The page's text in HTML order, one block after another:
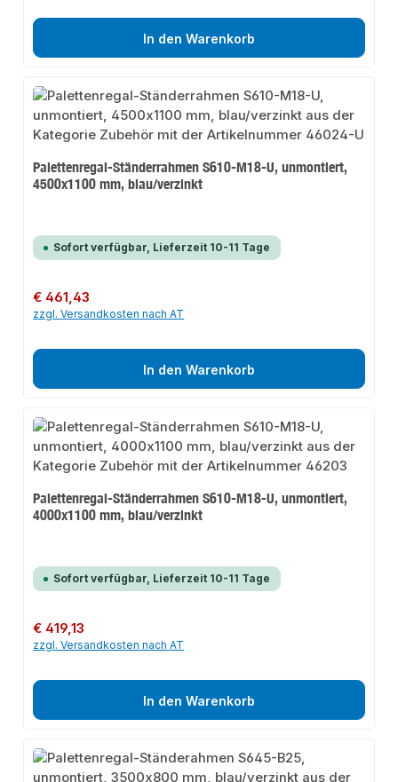
In den Warenkorb
Palettenregal-Ständerrahmen S610-M18-U, unmontiert,
4500x1100 mm, blau/verzinkt
Sofort verfügbar, Lieferzeit 10-11 Tage
Regulärer Preis:
€ 461,43
zzgl. Versandkosten nach AT
In den Warenkorb
Palettenregal-Ständerrahmen S610-M18-U, unmontiert,
4000x1100 mm, blau/verzinkt
Sofort verfügbar, Lieferzeit 10-11 Tage
Regulärer Preis:
€ 419,13
zzgl. Versandkosten nach AT
In den Warenkorb